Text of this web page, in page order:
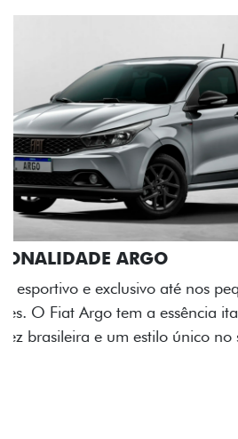
ACABAMENTO E DESIGN
A flag italiana e o novo logo Fiat
no interior do carro, que possui
impecável e detalhes